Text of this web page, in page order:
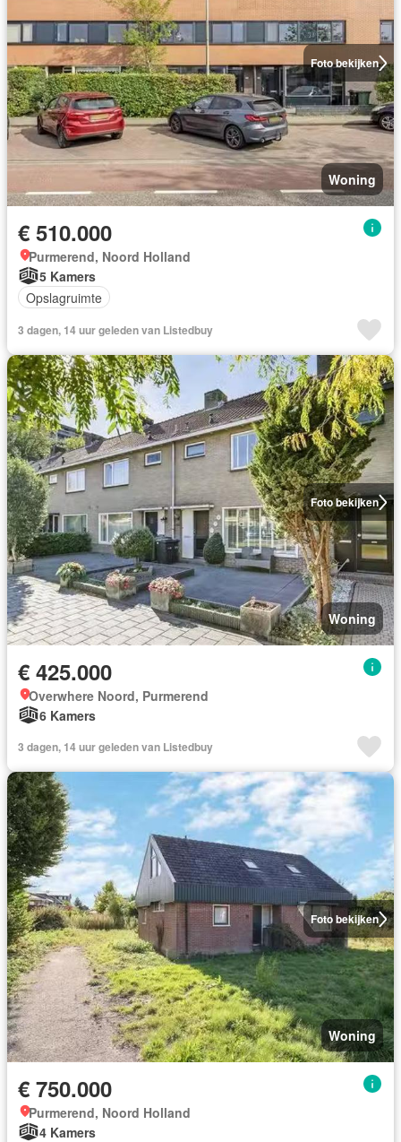
Foto bekijken
Woning
€ 510.000
Purmerend, Noord Holland
5 Kamers
Opslagruimte
3 dagen, 14 uur geleden van Listedbuy
Foto bekijken
Woning
€ 425.000
Overwhere Noord, Purmerend
6 Kamers
3 dagen, 14 uur geleden van Listedbuy
Foto bekijken
Woning
€ 750.000
Purmerend, Noord Holland
4 Kamers